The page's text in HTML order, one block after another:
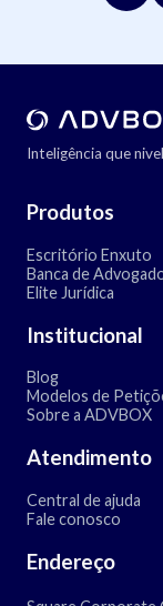
Inteligência que
Produtos
Escritório Enxuto
Banca de
Elite Jurídica
Institucional
Blog
Modelos de
Sobre a ADVBOX
Atendimento
Central de ajuda
Fale conosco
Endereço